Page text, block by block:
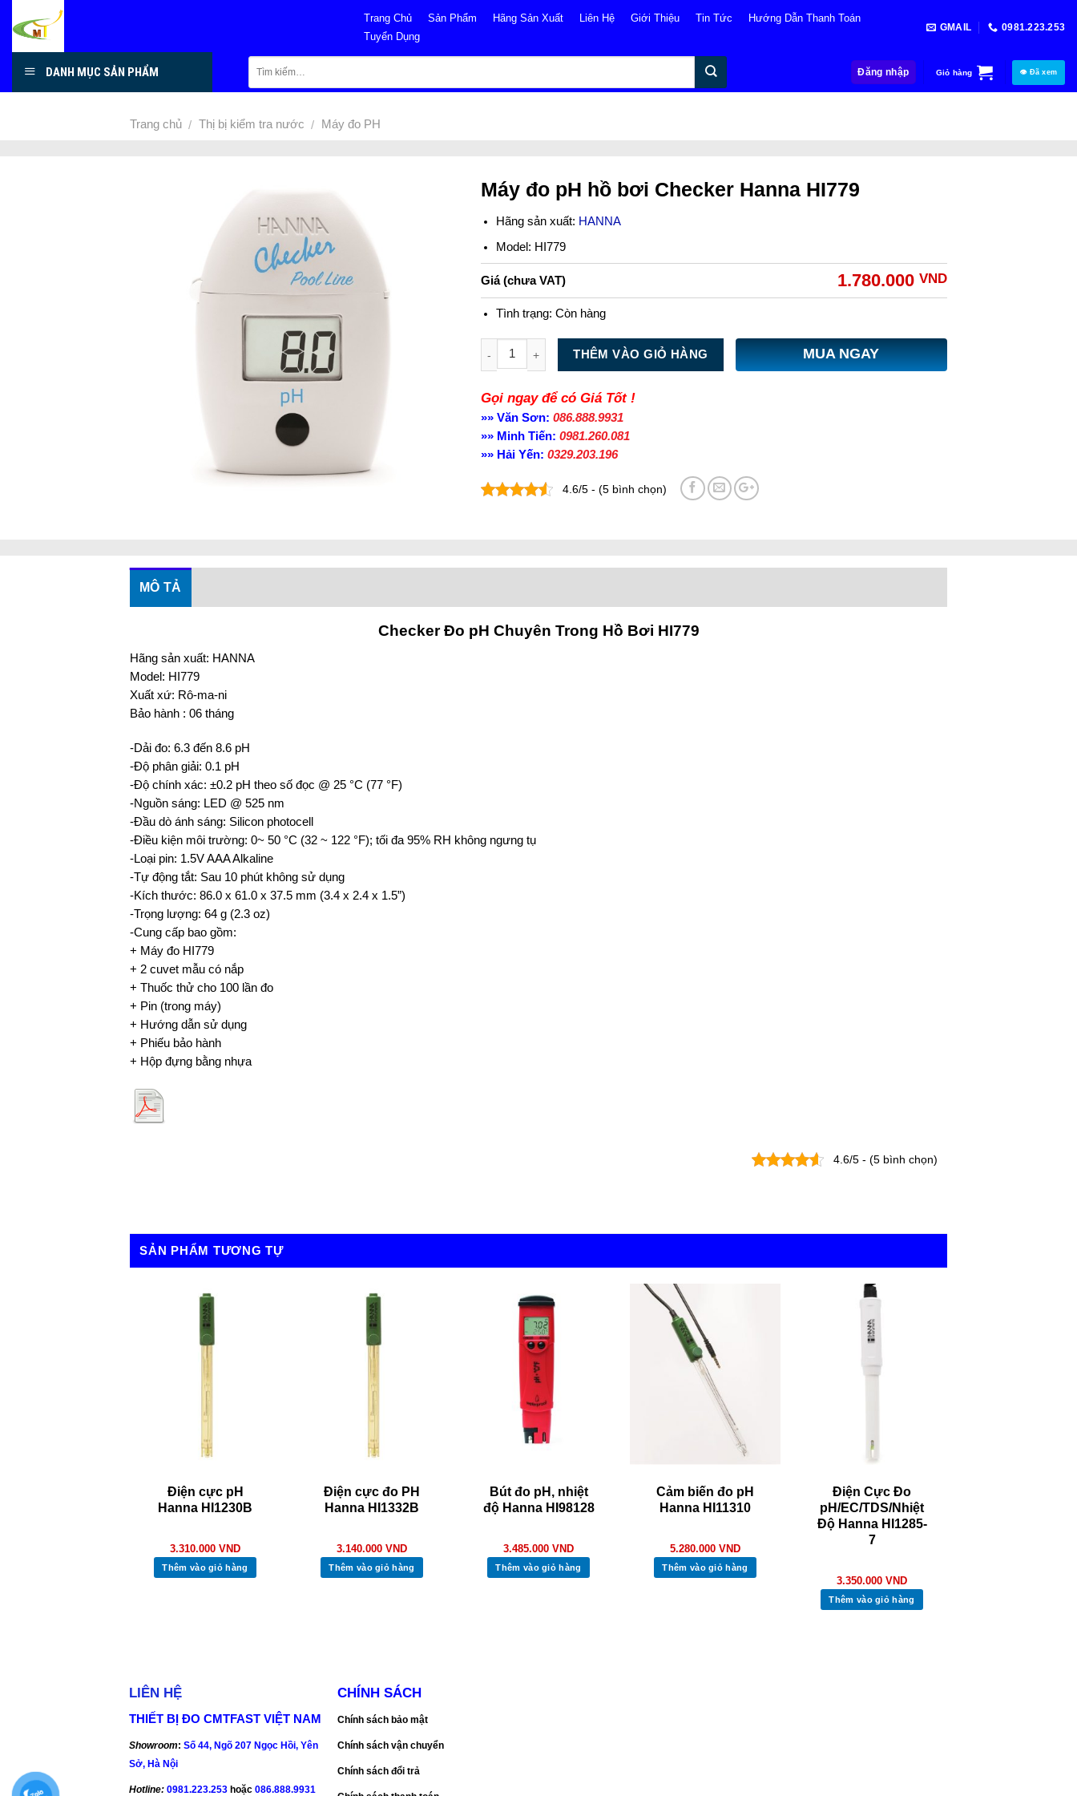
Trang Chủ Sản Phẩm Hãng Sản Xuất Liên Hệ Giới Thiệu Tin Tức
Hướng Dẫn Thanh Toán
Tuyển Dụng
GMAIL 0981.223.253
DANH MỤC SẢN PHẨM Đăng nhập Giỏ hàng 👁 Đã xem
Trang chủ / Thị bị kiểm tra nước / Máy đo PH
Máy đo pH hồ bơi Checker Hanna HI779
Hãng sản xuất: HANNA
Model: HI779
Giá (chưa VAT) 1.780.000 VND
Tình trạng: Còn hàng
Số lượng
THÊM VÀO GIỎ HÀNG MUA NGAY
Gọi ngay để có Giá Tốt !
»» Văn Sơn: 086.888.9931
»» Minh Tiến: 0981.260.081
»» Hải Yến: 0329.203.196
4.6/5 - (5 bình chọn)
MÔ TẢ
Checker Đo pH Chuyên Trong Hồ Bơi HI779
Hãng sản xuất: HANNA
Model: HI779
Xuất xứ: Rô-ma-ni
Bảo hành : 06 tháng
-Dải đo: 6.3 đến 8.6 pH
-Độ phân giải: 0.1 pH
-Độ chính xác: ±0.2 pH theo số đọc @ 25 °C (77 °F)
-Nguồn sáng: LED @ 525 nm
-Đầu dò ánh sáng: Silicon photocell
-Điều kiện môi trường: 0~ 50 °C (32 ~ 122 °F); tối đa 95% RH không ngưng tụ
-Loại pin: 1.5V AAA Alkaline
-Tự động tắt: Sau 10 phút không sử dụng
-Kích thước: 86.0 x 61.0 x 37.5 mm (3.4 x 2.4 x 1.5”)
-Trọng lượng: 64 g (2.3 oz)
-Cung cấp bao gồm:
+ Máy đo HI779
+ 2 cuvet mẫu có nắp
+ Thuốc thử cho 100 lần đo
+ Pin (trong máy)
+ Hướng dẫn sử dụng
+ Phiếu bảo hành
+ Hộp đựng bằng nhựa
4.6/5 - (5 bình chọn)
SẢN PHẨM TƯƠNG TỰ
Điện cực pH
Hanna HI1230B
3.310.000 VND
Thêm vào giỏ hàng
Điện cực đo PH
Hanna HI1332B
3.140.000 VND
Thêm vào giỏ hàng
Bút đo pH, nhiệt
độ Hanna HI98128
3.485.000 VND
Thêm vào giỏ hàng
Cảm biến đo pH
Hanna HI11310
5.280.000 VND
Thêm vào giỏ hàng
Điện Cực Đo
pH/EC/TDS/Nhiệt
Độ Hanna HI1285-
7
3.350.000 VND
Thêm vào giỏ hàng
LIÊN HỆ
THIẾT BỊ ĐO CMTFAST VIỆT NAM
Showroom: Số 44, Ngõ 207 Ngọc Hồi, Yên
Sở, Hà Nội
Hotline: 0981.223.253 hoặc086.888.9931
CHÍNH SÁCH
Chính sách bảo mật
Chính sách vận chuyển
Chính sách đổi trả